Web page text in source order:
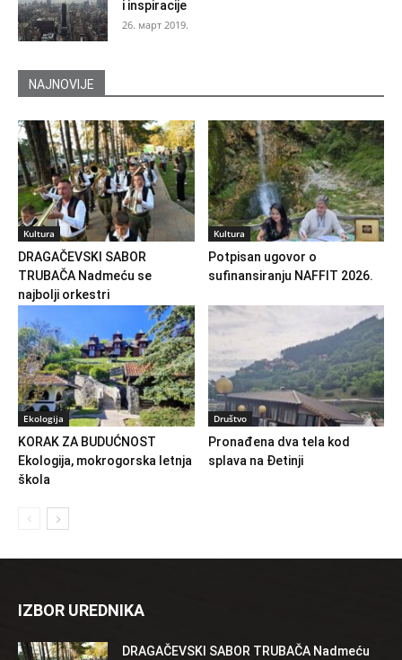
i inspiracije
26. март 2019.
NAJNOVIJE
Kultura
DRAGAČEVSKI SABOR
TRUBAČA Nadmeću se
najbolji orkestri
Kultura
Potpisan ugovor o
sufinansiranju NAFFIT 2026.
Ekologija
KORAK ZA BUDUĆNOST
Ekologija, mokrogorska letnja
škola
Društvo
Pronađena dva tela kod
splava na Đetinji
IZBOR UREDNIKA
DRAGAČEVSKI SABOR TRUBAČA Nadmeću